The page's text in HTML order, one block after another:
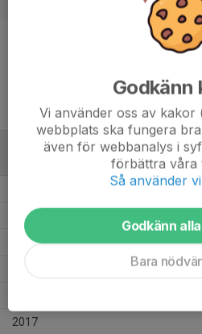
ALLA ÅR
2025
2021
2017
Godkänn
Vi använder oss av
webbplats ska fungera
även för webbanalys i
förbättra våra
Så använder
Godkänn
Bara